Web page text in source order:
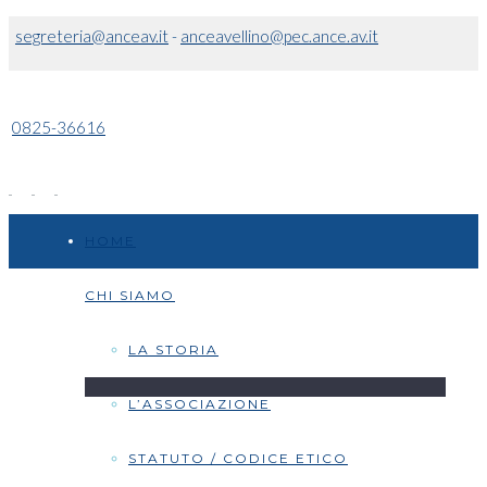
segreteria@anceav.it- anceavellino@pec.ance.av.it
0825-36616
CHI SIAMO
LA STORIA
L’ASSOCIAZIONE
STATUTO / CODICE ETICO